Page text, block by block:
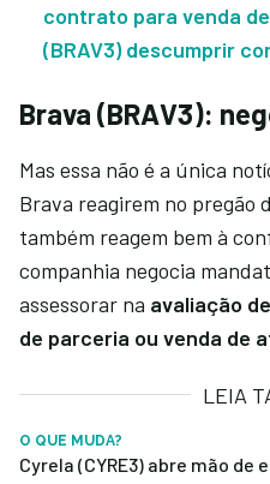
contrato para venda
(BRAV3) descumprir
Brava (BRAV3):
Mas essa não é a única
Brava reagirem no pregão
também reagem bem à
companhia negocia
assessorar na avaliação
de parceria ou venda de
LEIA
O QUE MUDA?
Cyrela (CYRE3) abre mão de